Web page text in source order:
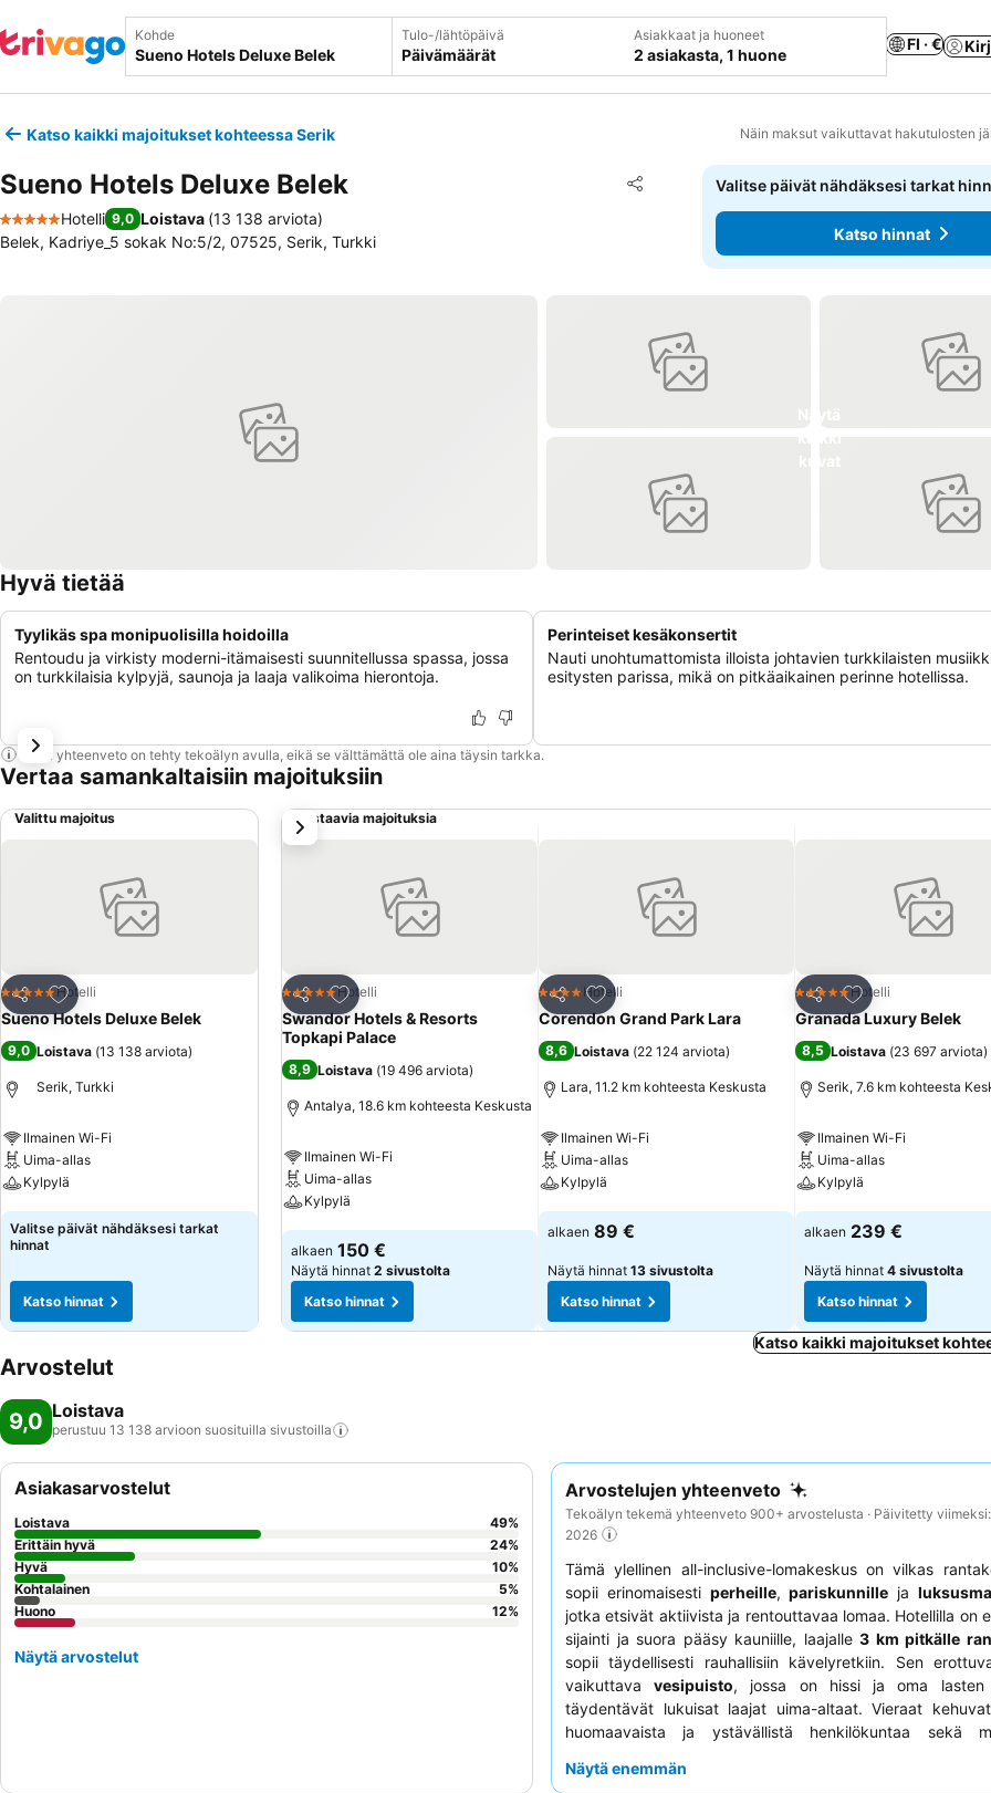
Kohde Tulo-/lähtöpäivä
Päivämäärät
Asiakkaat ja huoneet
2 asiakasta, 1 huone
FI · €
Katso kaikki majoitukset kohteessa Serik Näin maksut vaikuttavat hakutulosten
Sueno Hotels Deluxe Belek Jaa
Lisää suosikkeihin
5 Tähtiluokitus
Hotelli 9,0 Loistava (13 138 arviota)
Belek, Kadriye_5 sokak No:5/2, 07525, Serik, Turkki
Valitse päivät nähdäksesi tarkat
Katso hinnat
Hyvä tietää
Tyylikäs spa monipuolisilla hoidoilla
Rentoudu ja virkisty moderni-itämaisesti suunnitellussa spassa, jossa
on turkkilaisia kylpyjä, saunoja ja laaja valikoima hierontoja.
Perinteiset kesäkonsertit
Nauti unohtumattomista illoista johtavien turkkilaisten
esitysten parissa, mikä on pitkäaikainen perinne hotellissa.
Tämä yhteenveto on tehty tekoälyn avulla, eikä se välttämättä ole aina täysin tarkka.
Vertaa samankaltaisiin majoituksiin
Valittu majoitus
Jaa
Lisää suosikkeihin
5 Tähtiluokitus
Hotelli
Sueno Hotels Deluxe Belek
9,0 Loistava (13 138 arviota)
Serik, Turkki
Ilmainen Wi-Fi
Uima-allas
Kylpylä
Katso hinnat
Valitse päivät nähdäksesi tarkat
hinnat
Katso hinnat
Vastaavia majoituksia
Jaa
Lisää suosikkeihin
5 Tähtiluokitus
Hotelli
Swandor Hotels & Resorts
Topkapi Palace
8,9 Loistava (19 496 arviota)
Antalya, 18.6 km kohteesta Keskusta
Ilmainen Wi-Fi
Uima-allas
Kylpylä
Katso hinnat
alkaen 150 €
Näytä hinnat 2 sivustolta
Katso hinnat
Jaa
Lisää suosikkeihin
4 Tähtiluokitus
Hotelli
Corendon Grand Park Lara
8,6 Loistava (22 124 arviota)
Lara, 11.2 km kohteesta Keskusta
Ilmainen Wi-Fi
Uima-allas
Kylpylä
Katso hinnat
alkaen 89 €
Näytä hinnat 13 sivustolta
Katso hinnat
Jaa
Lisää suosikkeihin
5 Tähtiluokitus
Hotelli
Granada Luxury Belek
8,5 Loistava (23 697 arviota)
Serik, 7.6 km kohteesta
Ilmainen Wi-Fi
Uima-allas
Kylpylä
Katso hinnat
alkaen 239 €
Näytä hinnat 4 sivustolta
Katso hinnat
seuraava
Katso kaikki majoitukset
Arvostelut
9,0 Loistava
perustuu 13 138 arvioon suosituilla sivustoilla
Arvostelujen yhteenveto
Tekoälyn tekemä yhteenveto 900+ arvostelusta · Päivitetty
2026
Tämä ylellinen all-inclusive-lomakeskus on vilkas
sopii erinomaisesti perheille,pariskunnille ja
jotka etsivät aktiivista ja rentouttavaa lomaa. Hotellilla on
sijainti ja suora pääsy kauniille, laajalle 3 km pitkälle
sopii täydellisesti rauhallisiin kävelyretkiin. Sen
vaikuttavavesipuisto, jossa on hissi ja oma lasten
täydentävät lukuisat laajat uima-altaat. Vieraat
huomaavaista ja ystävällistä henkilökuntaa sekä
erilaisetteemaravintolat
Näytä enemmän
Asiakasarvostelut
Loistava 49%
Erittäin hyvä
24%
Hyvä
10%
Kohtalainen
5%
Huono
12%
Näytä arvostelut